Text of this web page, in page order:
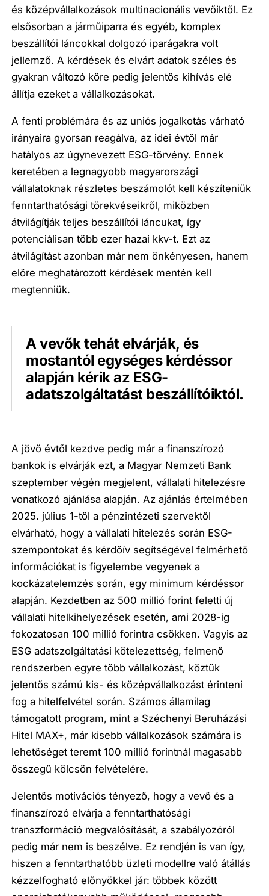
és középvállalkozások multinacionális vevőiktől. Ez
elsősorban a járműiparra és egyéb, komplex
beszállítói láncokkal dolgozó iparágakra volt
jellemző. A kérdések és elvárt adatok széles és
gyakran változó köre pedig jelentős kihívás elé
állítja ezeket a vállalkozásokat.
A fenti problémára és az uniós jogalkotás várható
irányaira gyorsan reagálva, az idei évtől már
hatályos az úgynevezett ESG-törvény. Ennek
keretében a legnagyobb magyarországi
vállalatoknak részletes beszámolót kell készíteniük
fenntarthatósági törekvéseikről, miközben
átvilágítják teljes beszállítói láncukat, így
potenciálisan több ezer hazai kkv-t. Ezt az
átvilágítást azonban már nem önkényesen, hanem
előre meghatározott kérdések mentén kell
megtenniük.
A vevők tehát elvárják, és
mostantól egységes kérdéssor
alapján kérik az ESG-
adatszolgáltatást beszállítóiktól.
A jövő évtől kezdve pedig már a finanszírozó
bankok is elvárják ezt, a Magyar Nemzeti Bank
szeptember végén megjelent, vállalati hitelezésre
vonatkozó ajánlása alapján. Az ajánlás értelmében
2025. július 1-től a pénzintézeti szervektől
elvárható, hogy a vállalati hitelezés során ESG-
szempontokat és kérdőív segítségével felmérhető
információkat is figyelembe vegyenek a
kockázatelemzés során, egy minimum kérdéssor
alapján. Kezdetben az 500 millió forint feletti új
vállalati hitelkihelyezések esetén, ami 2028-ig
fokozatosan 100 millió forintra csökken. Vagyis az
ESG adatszolgáltatási kötelezettség, felmenő
rendszerben egyre több vállalkozást, köztük
jelentős számú kis- és középvállalkozást érinteni
fog a hitelfelvétel során. Számos államilag
támogatott program, mint a Széchenyi Beruházási
Hitel MAX+, már kisebb vállalkozások számára is
lehetőséget teremt 100 millió forintnál magasabb
összegű kölcsön felvételére.
Jelentős motivációs tényező, hogy a vevő és a
finanszírozó elvárja a fenntarthatósági
transzformáció megvalósítását, a szabályozóról
pedig már nem is beszélve. Ez rendjén is van így,
hiszen a fenntarthatóbb üzleti modellre való átállás
kézzelfogható előnyökkel jár: többek között